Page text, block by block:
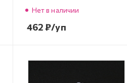
Нет в наличии
462₽/уп